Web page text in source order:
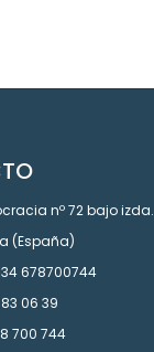
nº 72 bajo izda.
(España)
678700744
06 39
700 744